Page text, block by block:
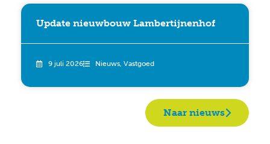
Update nieuwbouw Lambertijnenhof
9 juli 2026 Nieuws, Vastgoed
Naar nieuws